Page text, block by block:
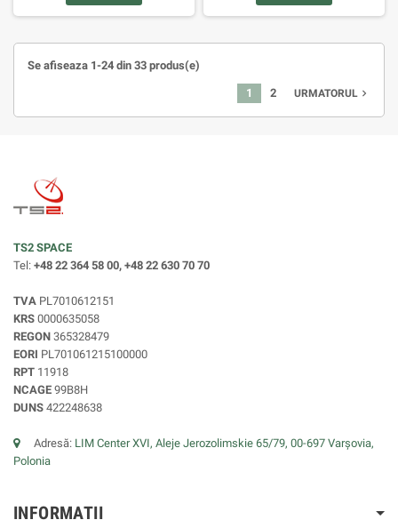
Se afiseaza 1-24 din 33 produs(e)
1 2 URMATORUL navigate_next
TS2 SPACE
Tel: +48 22 364 58 00, +48 22 630 70 70
TVA PL7010612151
KRS 0000635058
REGON 365328479
EORI PL701061215100000
RPT 11918
NCAGE 99B8H
DUNS 422248638
Adresă: LIM Center XVI, Aleje Jerozolimskie 65/79, 00-697 Varșovia,
Polonia
INFORMATII